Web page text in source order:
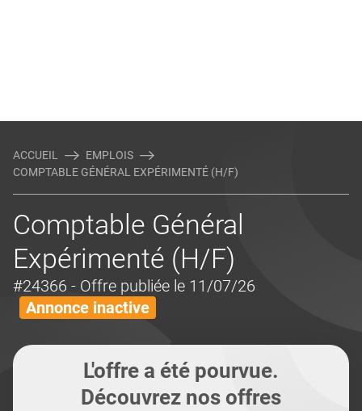
ACCUEIL
EMPLOIS
COMPTABLE GÉNÉRAL EXPÉRIMENTÉ (H/F)
Comptable Général
Expérimenté (H/F)
#24366 - Offre publiée le 11/07/26
Annonce inactive
L'offre a été pourvue.
Découvrez nos offres